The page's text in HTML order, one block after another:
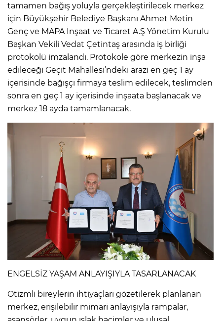
tamamen bağış yoluyla gerçekleştirilecek merkez
için Büyükşehir Belediye Başkanı Ahmet Metin
Genç ve MAPA İnşaat ve Ticaret A.Ş Yönetim Kurulu
Başkan Vekili Vedat Çetintaş arasında iş birliği
protokolü imzalandı. Protokole göre merkezin inşa
edileceği Geçit Mahallesi’ndeki arazi en geç 1 ay
içerisinde bağışçı firmaya teslim edilecek, teslimden
sonra en geç 1 ay içerisinde inşaata başlanacak ve
merkez 18 ayda tamamlanacak.
ENGELSİZ YAŞAM ANLAYIŞIYLA TASARLANACAK
Otizmli bireylerin ihtiyaçları gözetilerek planlanan
merkez, erişilebilir mimari anlayışıyla rampalar,